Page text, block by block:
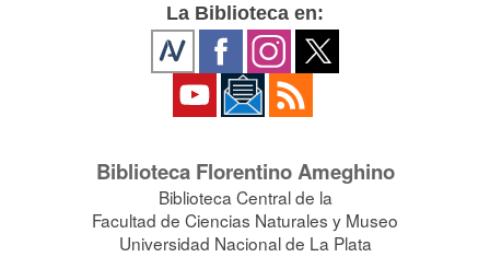
La Biblioteca en:
Biblioteca Florentino Ameghino
Biblioteca Central de la
Facultad de Ciencias Naturales y Museo
Universidad Nacional de La Plata